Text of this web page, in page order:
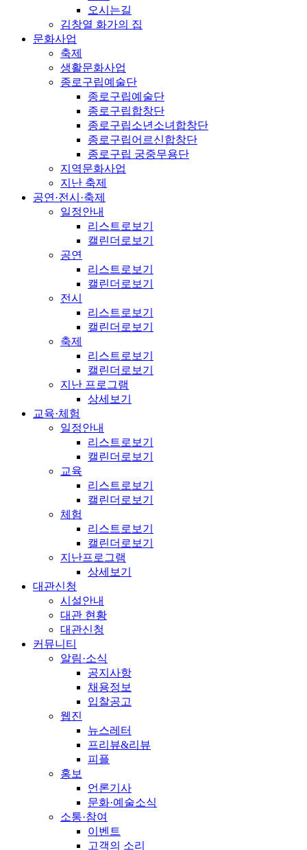
오시는길
김창열 화가의 집
문화사업
축제
생활문화사업
종로구립예술단
종로구립예술단
종로구립합창단
종로구립소년소녀합창단
종로구립어르신합창단
종로구립 궁중무용단
지역문화사업
지난 축제
공연·전시·축제
일정안내
리스트로보기
캘린더로보기
공연
리스트로보기
캘린더로보기
전시
리스트로보기
캘린더로보기
축제
리스트로보기
캘린더로보기
지난 프로그램
상세보기
교육·체험
일정안내
리스트로보기
캘린더로보기
교육
리스트로보기
캘린더로보기
체험
리스트로보기
캘린더로보기
지난프로그램
상세보기
대관신청
시설안내
대관 현황
대관신청
커뮤니티
알림·소식
공지사항
채용정보
입찰공고
웹진
뉴스레터
프리뷰&리뷰
피플
홍보
언론기사
문화·예술소식
소통·참여
이벤트
고객의 소리